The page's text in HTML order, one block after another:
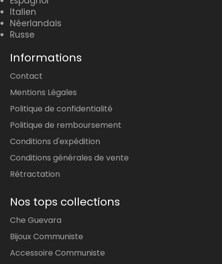
Italien
Néerlandais
Russe
Informations
Contact
Mentions Légales
Politique de confidentialité
Politique de remboursement
Conditions d'expédition
Conditions générales de vente
Rétractation
Nos tops collections
Che Guevara
Bijoux Communiste
Accessoire Communiste